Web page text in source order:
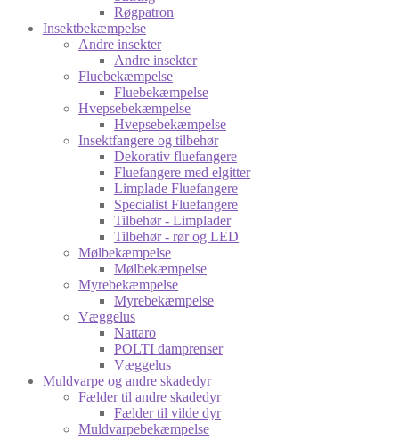
Røgpatron
Insektbekæmpelse
Andre insekter
Andre insekter
Fluebekæmpelse
Fluebekæmpelse
Hvepsebekæmpelse
Hvepsebekæmpelse
Insektfangere og tilbehør
Dekorativ fluefangere
Fluefangere med elgitter
Limplade Fluefangere
Specialist Fluefangere
Tilbehør - Limplader
Tilbehør - rør og LED
Mølbekæmpelse
Mølbekæmpelse
Myrebekæmpelse
Myrebekæmpelse
Væggelus
Nattaro
POLTI damprenser
Væggelus
Muldvarpe og andre skadedyr
Fælder til andre skadedyr
Fælder til vilde dyr
Muldvarpebekæmpelse